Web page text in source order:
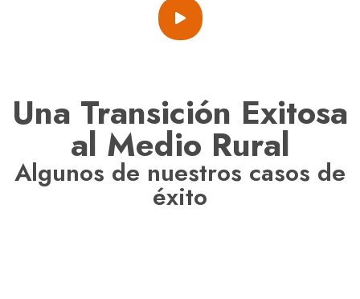
Una Transición Exitosa
al Medio Rural
Algunos de nuestros casos de
éxito